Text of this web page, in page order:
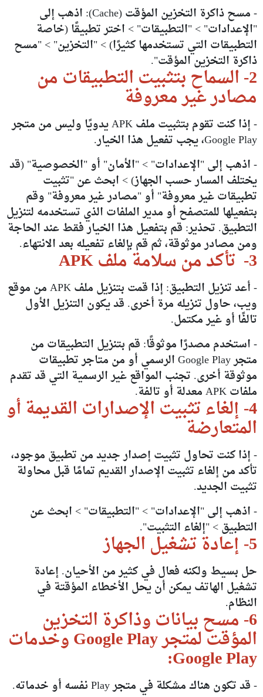
- مسح ذاكرة التخزين المؤقت (Cache): اذهب إلى
"الإعدادات" > "التطبيقات" > اختر تطبيقًا (خاصة
التطبيقات التي تستخدمها كثيرًا) > "التخزين" > "مسح
ذاكرة التخزين المؤقت".
2- السماح بتثبيت التطبيقات من
مصادر غير معروفة
- إذا كنت تقوم بتثبيت ملف APK يدويًا وليس من متجر
Google Play، يجب تفعيل هذا الخيار.
- اذهب إلى "الإعدادات" > "الأمان" أو "الخصوصية" (قد
يختلف المسار حسب الجهاز) > ابحث عن "تثبيت
تطبيقات غير معروفة" أو "مصادر غير معروفة" وقم
بتفعيلها للمتصفح أو مدير الملفات الذي تستخدمه لتنزيل
التطبيق. تحذير: قم بتفعيل هذا الخيار فقط عند الحاجة
ومن مصادر موثوقة، ثم قم بإلغاء تفعيله بعد الانتهاء.
3- تأكد من سلامة ملف APK
- أعد تنزيل التطبيق: إذا قمت بتنزيل ملف APK من موقع
ويب، حاول تنزيله مرة أخرى. قد يكون التنزيل الأول
تالفًا أو غير مكتمل.
- استخدم مصدرًا موثوقًا: قم بتنزيل التطبيقات من
متجر Google Play الرسمي أو من متاجر تطبيقات
موثوقة أخرى. تجنب المواقع غير الرسمية التي قد تقدم
ملفات APK معدلة أو تالفة.
4- إلغاء تثبيت الإصدارات القديمة أو
المتعارضة
- إذا كنت تحاول تثبيت إصدار جديد من تطبيق موجود،
تأكد من إلغاء تثبيت الإصدار القديم تمامًا قبل محاولة
تثبيت الجديد.
- اذهب إلى "الإعدادات" > "التطبيقات" > ابحث عن
التطبيق > "إلغاء التثبيت".
5- إعادة تشغيل الجهاز
حل بسيط ولكنه فعال في كثير من الأحيان. إعادة
تشغيل الهاتف يمكن أن يحل الأخطاء المؤقتة في
النظام.
6- مسح بيانات وذاكرة التخزين
المؤقت لمتجر Google Play وخدمات
Google Play:
- قد تكون هناك مشكلة في متجر Play نفسه أو خدماته.